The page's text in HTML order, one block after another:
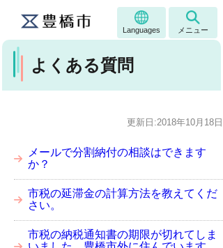
Languages メニュー
よくある質問
更新日:2018年10月18日
メールで分割納付の相談はできます
か？
市税の延滞金の計算方法を教えてくだ
さい。
市税の納税通知書の期限が切れてしま